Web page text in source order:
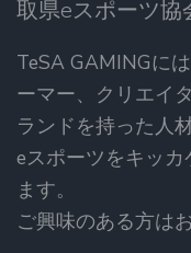
取県eスポーツ協
TeSA GAMINGに
ーマー、クリエイ
ランドを持った人
eスポーツをキッ
ます。
ご興味のある方は